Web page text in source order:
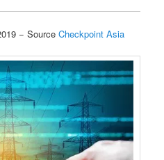
− SourceCheckpoint Asia